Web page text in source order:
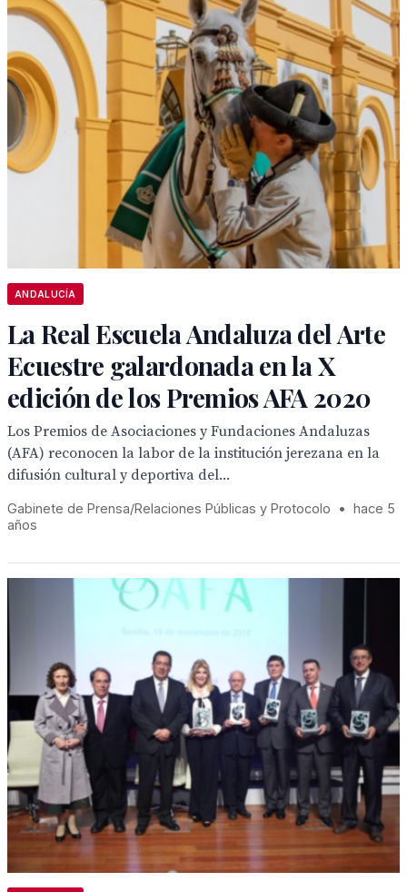
ANDALUCÍA
La Real Escuela Andaluza del Arte
Ecuestre galardonada en la X
edición de los Premios AFA 2020
Los Premios de Asociaciones y Fundaciones Andaluzas
(AFA) reconocen la labor de la institución jerezana en la
difusión cultural y deportiva del...
Gabinete de Prensa/Relaciones Públicas y Protocolo • hace 5
años